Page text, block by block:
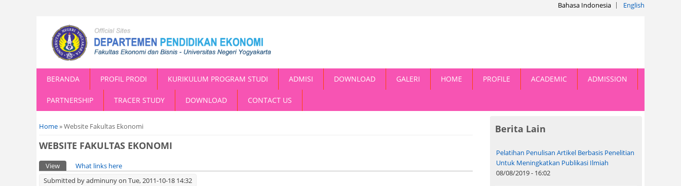
Bahasa Indonesia English
BERANDA PROFIL PRODI KURIKULUM PROGRAM STUDI ADMISI DOWNLOAD GALERI HOME PROFILE ACADEMIC ADMISSION
PARTNERSHIP TRACER STUDY DOWNLOAD CONTACT US
You are here
Home» Website Fakultas Ekonomi
WEBSITE FAKULTAS EKONOMI
Primary tabs
View (active tab)
What links here
Submitted byadminunyon Tue, 2011-10-18 14:32
Berita Lain
Pelatihan Penulisan Artikel Berbasis Penelitian
Untuk Meningkatkan Publikasi Ilmiah
08/08/2019 - 16:02